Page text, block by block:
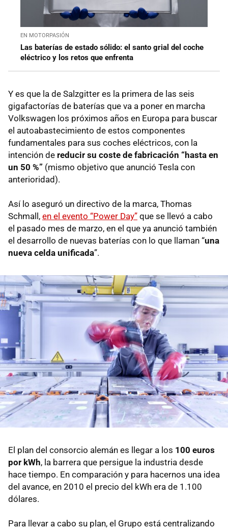
EN MOTORPASIÓN
Las baterías de estado sólido: el santo grial del coche
eléctrico y los retos que enfrenta
Y es que la de Salzgitter es la primera de las seis
gigafactorías de baterías que va a poner en marcha
Volkswagen los próximos años en Europa para buscar
el autoabastecimiento de estos componentes
fundamentales para sus coches eléctricos, con la
intención de reducir su coste de fabricación “hasta en
un 50 %” (mismo objetivo que anunció Tesla con
anterioridad).
Así lo aseguró un directivo de la marca, Thomas
Schmall, en el evento “Power Day” que se llevó a cabo
el pasado mes de marzo, en el que ya anunció también
el desarrollo de nuevas baterías con lo que llaman “una
nueva celda unificada”.
El plan del consorcio alemán es llegar a los 100 euros
por kWh, la barrera que persigue la industria desde
hace tiempo. En comparación y para hacernos una idea
del avance, en 2010 el precio del kWh era de 1.100
dólares.
Para llevar a cabo su plan, el Grupo está centralizando